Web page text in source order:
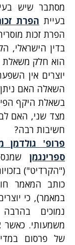
מסתבר שיש
בעיית הפרת
הפרת זכות
בדין הישראלי,
הוא חלק משאלת
יוצרים אין
השאלה האם
בשאלת היקף
מצד שני, האם
חשיבות רבה?
פרופ' גולדמן
ספרינגמן
("הקרדיט")
כותב המאמר
במאמר), כי
נמוכים
משמעותי. כאשר
של פרסום